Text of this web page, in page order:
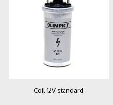
Coil 12V standard